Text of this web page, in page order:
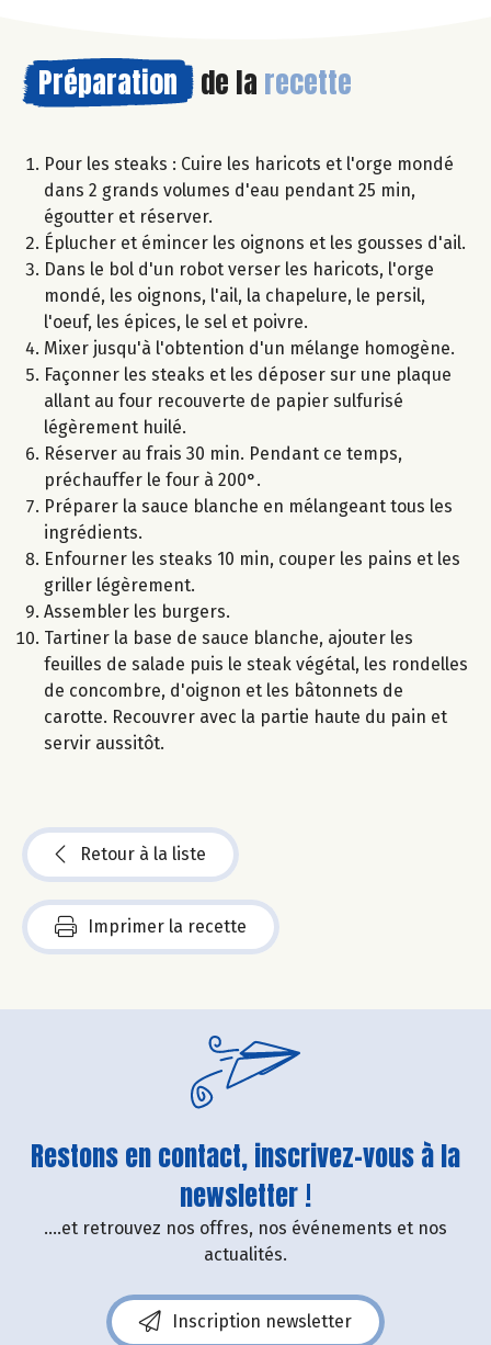
Préparation de la recette
Pour les steaks : Cuire les haricots et l'orge mondé
dans 2 grands volumes d'eau pendant 25 min,
égoutter et réserver.
Éplucher et émincer les oignons et les gousses d'ail.
Dans le bol d'un robot verser les haricots, l'orge
mondé, les oignons, l'ail, la chapelure, le persil,
l'oeuf, les épices, le sel et poivre.
Mixer jusqu'à l'obtention d'un mélange homogène.
Façonner les steaks et les déposer sur une plaque
allant au four recouverte de papier sulfurisé
légèrement huilé.
Réserver au frais 30 min. Pendant ce temps,
préchauffer le four à 200°.
Préparer la sauce blanche en mélangeant tous les
ingrédients.
Enfourner les steaks 10 min, couper les pains et les
griller légèrement.
Assembler les burgers.
Tartiner la base de sauce blanche, ajouter les
feuilles de salade puis le steak végétal, les rondelles
de concombre, d'oignon et les bâtonnets de
carotte. Recouvrer avec la partie haute du pain et
servir aussitôt.
Retour à la liste
Imprimer la recette
Restons en contact, inscrivez-vous à la
newsletter !
....et retrouvez nos offres, nos événements et nos
actualités.
Inscription newsletter